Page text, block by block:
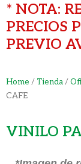
* NOTA:
PRECIOS
PREVIO
Home / Tienda/
CAFE
VINILO